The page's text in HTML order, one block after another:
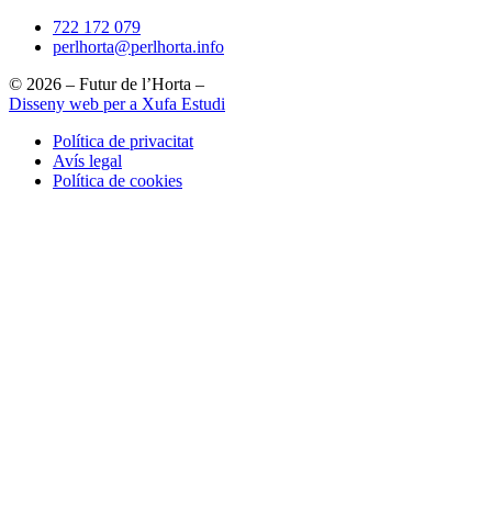
722 172 079
perlhorta@perlhorta.info
© 2026 – Futur de l’Horta –
Disseny web per a Xufa Estudi
Política de privacitat
Avís legal
Política de cookies